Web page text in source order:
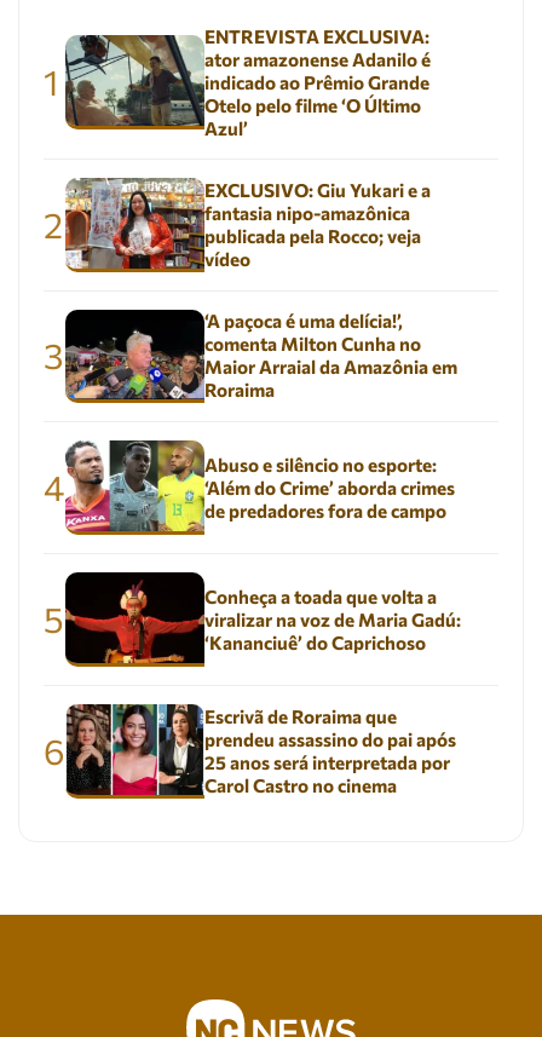
1
ENTREVISTA EXCLUSIVA:
ator amazonense Adanilo é
indicado ao Prêmio Grande
Otelo pelo filme ‘O Último
Azul’
2
EXCLUSIVO: Giu Yukari e a
fantasia nipo-amazônica
publicada pela Rocco; veja
vídeo
3
‘A paçoca é uma delícia!’,
comenta Milton Cunha no
Maior Arraial da Amazônia em
Roraima
4
Abuso e silêncio no esporte:
‘Além do Crime’ aborda crimes
de predadores fora de campo
5
Conheça a toada que volta a
viralizar na voz de Maria Gadú:
‘Kananciuê’ do Caprichoso
6
Escrivã de Roraima que
prendeu assassino do pai após
25 anos será interpretada por
Carol Castro no cinema